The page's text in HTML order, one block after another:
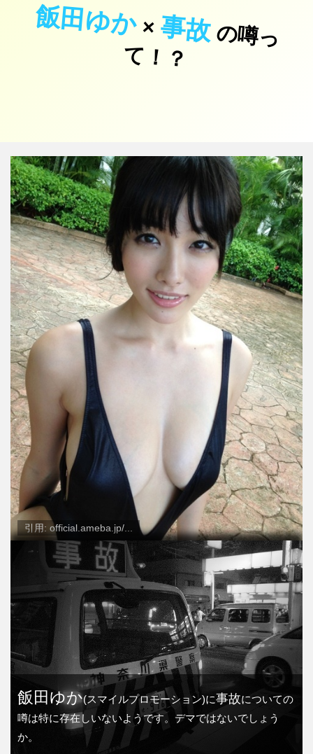
飯田ゆか×事故の
噂
っ
て
！
？
引用: official.ameba.jp/...
飯田ゆか(スマイルプロモーション)に事故についての
噂は特に存在しいないようです。デマではないでしょう
か。